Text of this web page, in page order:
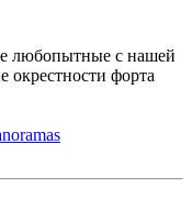
любопытные с нашей
окрестности форта